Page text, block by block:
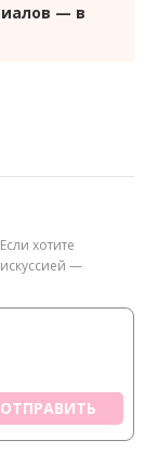
— в
хотите
—
ОТПРАВИТЬ